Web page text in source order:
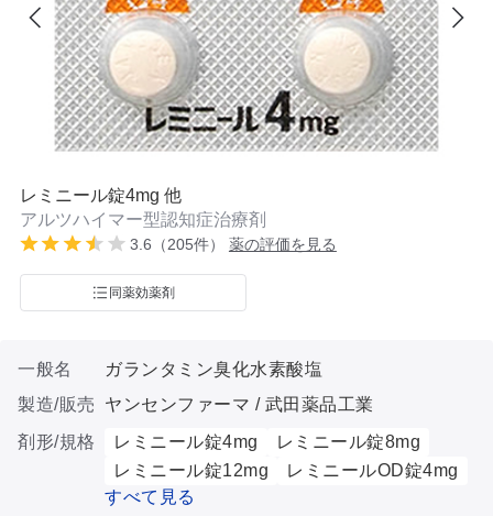
レミニール錠4mg 他
アルツハイマー型認知症治療剤
3.6（205件） 薬の評価を見る
同薬効薬剤
一般名
ガランタミン臭化水素酸塩
製造/販売
ヤンセンファーマ / 武田薬品工業
剤形/規格
レミニール錠4mg
レミニール錠8mg
レミニール錠12mg
レミニールOD錠4mg
すべて見る